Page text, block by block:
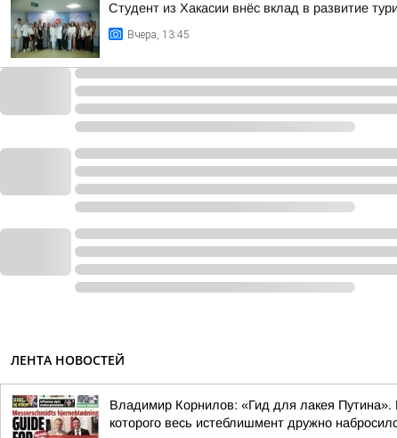
Студент из Хакасии внёс вклад в развитие
Вчера, 13:45
ЛЕНТА НОВОСТЕЙ
Владимир Корнилов: «Гид для лакея Путина».
которого весь истеблишмент дружно